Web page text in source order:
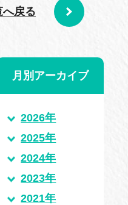
へ戻る
月別アーカイブ
2026年
2025年
2024年
2023年
2021年